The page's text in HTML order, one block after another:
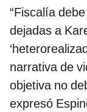
“Fiscalía
dejadas a
narrativa de
objetiva no
expresó